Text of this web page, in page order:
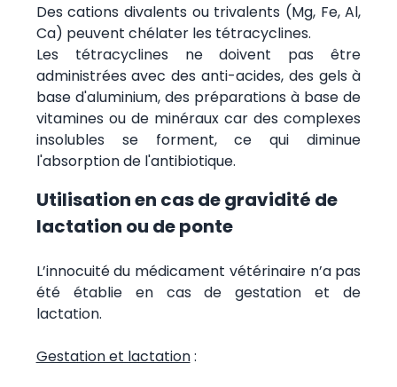
Des cations divalents ou trivalents (Mg, Fe, Al,
Ca) peuvent chélater les tétracyclines.
Les tétracyclines ne doivent pas être
administrées avec des anti-acides, des gels à
base d'aluminium, des préparations à base de
vitamines ou de minéraux car des complexes
insolubles se forment, ce qui diminue
l'absorption de l'antibiotique.
Utilisation en cas de gravidité de
lactation ou de ponte
L’innocuité du médicament vétérinaire n’a pas
été établie en cas de gestation et de
lactation.
Gestation et lactation: